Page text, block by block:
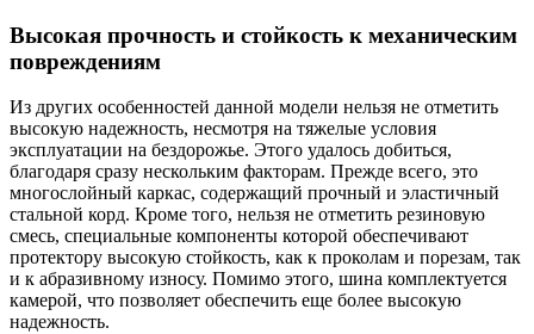
Высокая прочность и стойкость к механическим
повреждениям
Из других особенностей данной модели нельзя не отметить
высокую надежность, несмотря на тяжелые условия
эксплуатации на бездорожье. Этого удалось добиться,
благодаря сразу нескольким факторам. Прежде всего, это
многослойный каркас, содержащий прочный и эластичный
стальной корд. Кроме того, нельзя не отметить резиновую
смесь, специальные компоненты которой обеспечивают
протектору высокую стойкость, как к проколам и порезам, так
и к абразивному износу. Помимо этого, шина комплектуется
камерой, что позволяет обеспечить еще более высокую
надежность.